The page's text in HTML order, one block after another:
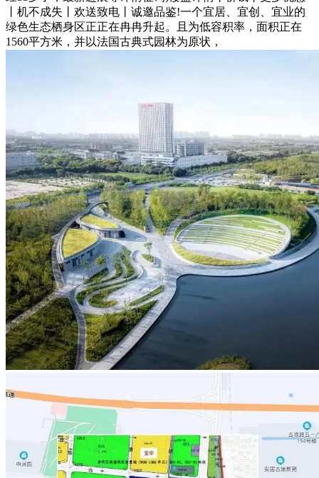
丨机不成失丨欢送致电丨诚邀品鉴!一个宜居、宜创、宜业的
绿色生态栖身区正正在冉冉升起。且为低容积率，面积正在
1560平方米，并以法国古典式园林为原状，